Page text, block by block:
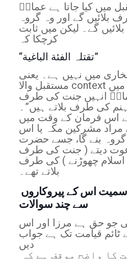
میں کیا جاتا ہے عمارؓ
بلائیں گے اور وہ گروہ
گے۔ لیکن میں ثابت
کرچکا کہ
“تقتلہ الفئة الباغیة”
میں نہیں ہے۔ یعنی
مستقبل والا context گیا۔ اب ترجمہ حال میں
انہیں جنت کی طرف
کی طرف بلاتے ہیں”۔
اس فرمان کے وقت میں
مراد مشرکین مکہ یا اس
بنے گا، جسے حضرت
دیتے ( جنت کی طرف
( اسلام چھوڑنے ) کی طرف
بلاتے تھے۔
اس کے پیروکاروں
سے چند سوالات
جو حق ہے مرزا اور اس
ٹائم قیامت تک ہے جواب